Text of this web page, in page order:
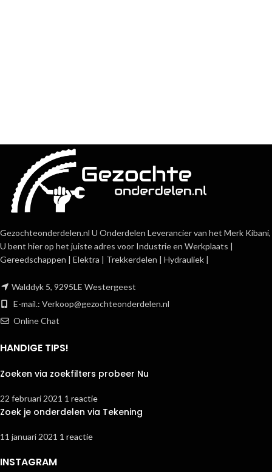
Gezochteonderdelen.nl U Onderdelen Leverancier van het Merk Kibani,
U bent hier op het juiste adres voor Industrie en Werkplaats |
Gereedschappen | Elektra | Trekkerdelen | Hydrauliek |
Walddyk 5, 9295LE Westergeest
E-mail.: Verkoop@gezochteonderdelen.nl
Online Chat
HANDIGE TIPS!
Zoeken via zoekfilters probeer Nu
22 februari 2021 1 reactie
Zoek je onderdelen via Tekening
11 januari 2021 1 reactie
INSTAGRAM